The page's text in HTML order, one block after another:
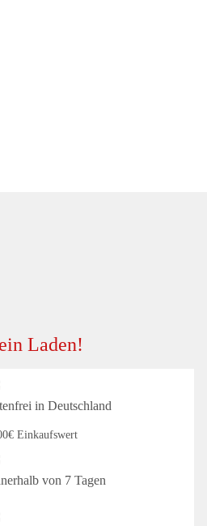
Laden!
in Deutschland
Einkaufswert
von 7 Tagen